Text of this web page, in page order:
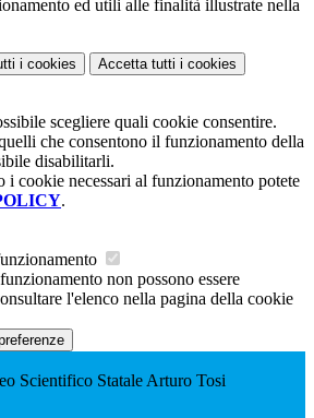
ed utili alle finalità illustrate nella
i cookies Accetta tutti i cookies
scegliere quali cookie consentire.
che consentono il funzionamento della
disabilitarli.
i cookie necessari al funzionamento potete
.
non possono essere
l'elenco nella pagina della cookie
Scientifico Statale Arturo Tosi